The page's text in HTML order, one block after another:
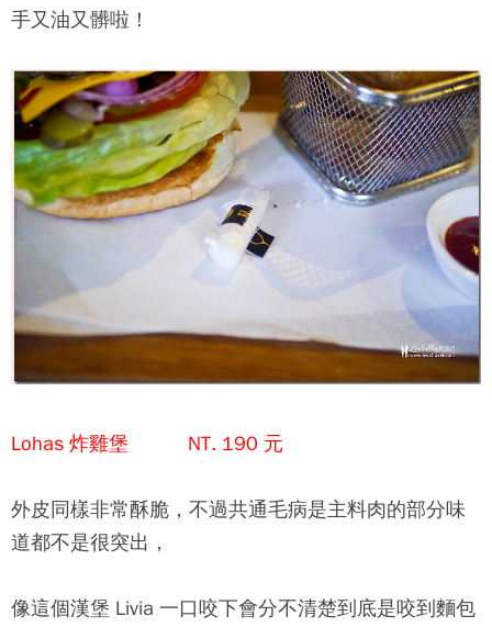
手又油又髒啦！
Lohas 炸雞堡 NT. 190 元
外皮同樣非常酥脆，不過共通毛病是主料肉的部分味
道都不是很突出，
像這個漢堡 Livia 一口咬下會分不清楚到底是咬到麵包